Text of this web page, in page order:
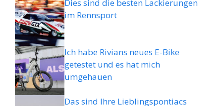
Dies sind die besten Lackierungen
im Rennsport
Ich habe Rivians neues E-Bike
getestet und es hat mich
umgehauen
Das sind Ihre Lieblingspontiacs